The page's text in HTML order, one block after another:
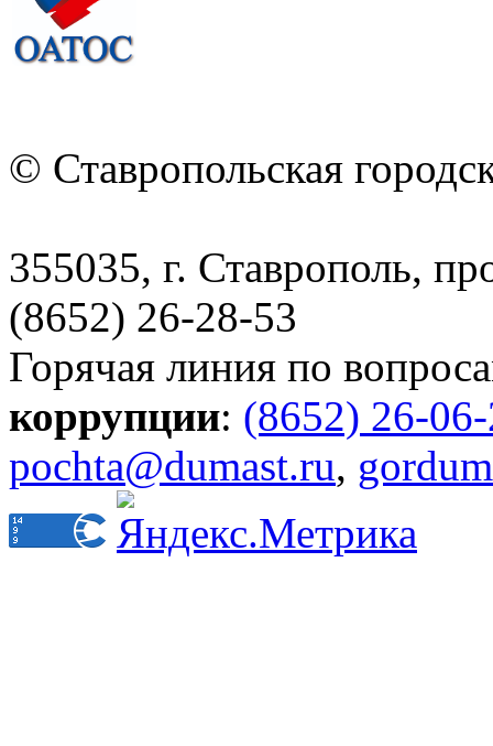
© Ставропольская
355035, г. Ставрополь,
(8652) 26-28-53
Горячая линия по
коррупции: (8652) 26-
pochta@dumast.ru,